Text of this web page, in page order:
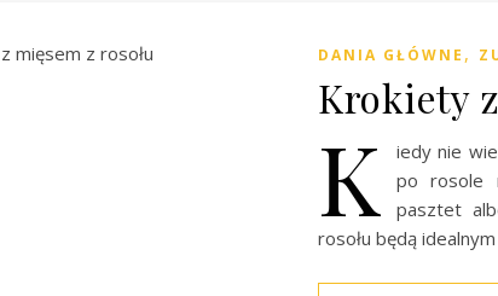
DANIA GŁÓWNE ,
Krokiety
K
iedy nie
po rosole
pasztet
rosołu będą